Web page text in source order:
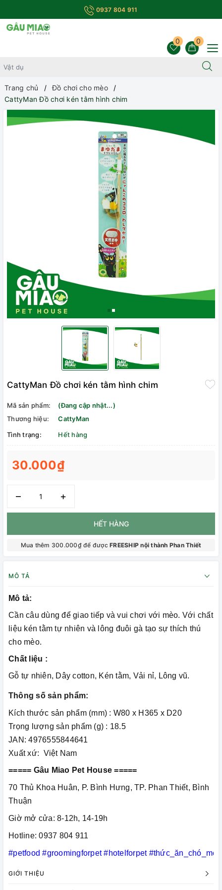
0937 804 911
0
0
Trang chủ
Đồ chơi cho mèo
CattyMan Đồ chơi kén tằm hình chim
CattyMan Đồ chơi kén tằm hình chim
Mã sản phẩm:
(Đang cập nhật...)
Thương hiệu:
CattyMan
Tình trạng:
Hết hàng
30.000₫
– +
HẾT HÀNG
Mua thêm 300.000₫ để đượcFREESHIP nội thành Phan Thiết
MÔ TẢ
Mô tả:
Cần câu dùng để giao tiếp và vui chơi với mèo. Với chất
liệu kén tằm tự nhiên và lông đuôi gà tạo sự thích thú
cho mèo.
Chất liệu :
Gỗ tự nhiên, Dây cotton, Kén tằm, Vải nỉ, Lông vũ.
Thông số sản phẩm:
Kích thước sản phẩm (mm) : W80 x H365 x D20
Trọng lượng sản phẩm (g) : 18.5
JAN: 4976555844641
Xuất xứ: Việt Nam
===== Gâu Miao Pet House =====
70 Thủ Khoa Huân, P. Bình Hưng, TP. Phan Thiết, Bình
Thuận
Giờ mở cửa: 8-12h, 14-19h
Hotline: 0937 804 911
#petfood #groomingforpet #hotelforpet #thức_ăn_chó_mèo
GIỚI THIỆU